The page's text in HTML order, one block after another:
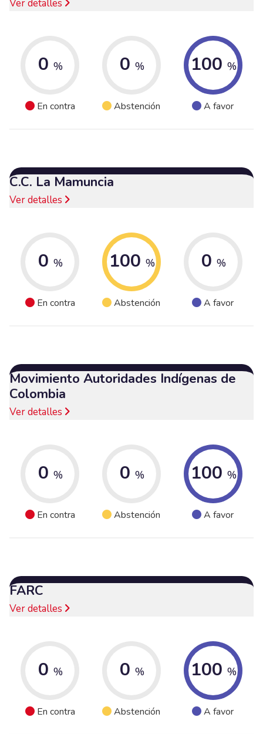
Ver detalles
0 %
En contra
0 %
Abstención
100 %
A favor
C.C. La Mamuncia
Ver detalles
0 %
En contra
100 %
Abstención
0 %
A favor
Movimiento Autoridades Indígenas de
Colombia
Ver detalles
0 %
En contra
0 %
Abstención
100 %
A favor
FARC
Ver detalles
0 %
En contra
0 %
Abstención
100 %
A favor